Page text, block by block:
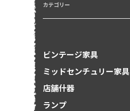
カテゴリー
ビンテージ家具
ミッドセンチュリー家具
店舗什器
ランプ